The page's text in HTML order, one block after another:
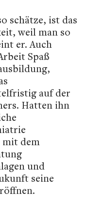
schätze, ist das
weil man so
er. Auch
Spaß
auf der
Hatten ihn
mit dem
und
seine